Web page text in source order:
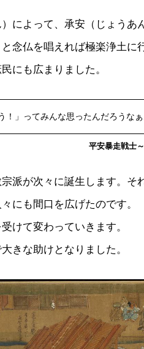
によって、承安（じょうあ
念仏を唱えれば極楽浄土に
にも広まりました。
！」ってみんな思ったんだろうなぁ
平安暴走戦士
派が次々に誕生します。そ
にも間口を広げたのです。
けて変わっていきます。
きな助けとなりました。